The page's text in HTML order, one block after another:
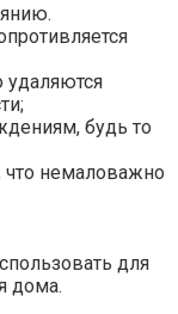
удаляются
будь то
немаловажно
для
дома.